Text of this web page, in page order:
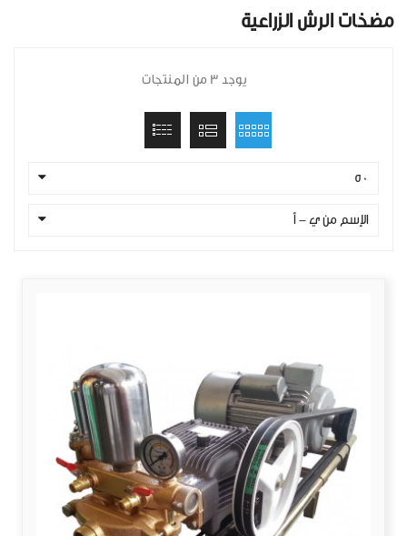
مضخات الرش الزراعية
يوجد 3 من المنتجات
50
الإسم من ي - أ